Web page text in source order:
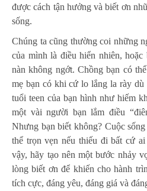
được cách tận hưởng và biết ơn
sống.
Chúng ta cũng thường coi những
của mình là điều hiển nhiên,
nàn không ngớt. Chồng bạn có
mẹ bạn có khi cứ lo lắng la rày dù
tuổi teen của bạn hình như hiếm
một vài người bạn lắm điều
Nhưng bạn biết không? Cuộc
thể trọn vẹn nếu thiếu đi bất cứ
vậy, hãy tạo nên một bước nhảy
lòng biết ơn để khiến cho hành
tích cực, đáng yêu, đáng giá và